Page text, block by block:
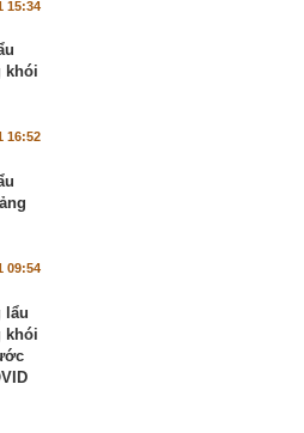
15:34
khói
16:52
09:54
lẩu
khói